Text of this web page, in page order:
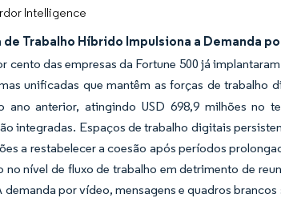
Intelligence
de Trabalho Híbrido Impulsiona a Demanda
cento das empresas da Fortune 500 já
unificadas que mantêm as forças de trabalho
ano anterior, atingindo USD 698,9 milhões no
integradas. Espaços de trabalho digitais
a restabelecer a coesão após períodos
no nível de fluxo de trabalho em detrimento de
demanda por vídeo, mensagens e quadros